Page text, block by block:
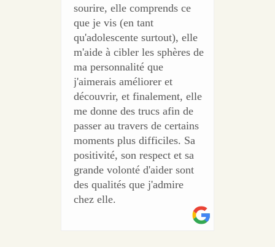
sourire, elle comprends ce
que je vis (en tant
qu'adolescente surtout), elle
m'aide à cibler les sphères de
ma personnalité que
j'aimerais améliorer et
découvrir, et finalement, elle
me donne des trucs afin de
passer au travers de certains
moments plus difficiles. Sa
positivité, son respect et sa
grande volonté d'aider sont
des qualités que j'admire
chez elle.